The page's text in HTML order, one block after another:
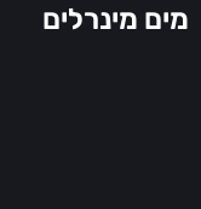
מים מינרלים